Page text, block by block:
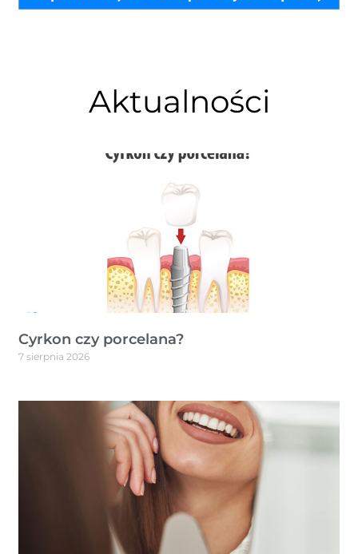
Aktualności
Cyrkon czy porcelana?
7 sierpnia 2026